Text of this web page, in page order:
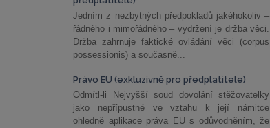
Jedním z nezbytných předpokladů jakéhokoliv –
řádného i mimořádného – vydržení je držba věci.
Držba zahrnuje faktické ovládání věci (corpus
possessionis) a současně...
Právo EU (exkluzivně pro předplatitele)
Odmítl-li Nejvyšší soud dovolání stěžovatelky
jako nepřípustné ve vztahu k její námitce
ohledně aplikace práva EU s odůvodněním, že